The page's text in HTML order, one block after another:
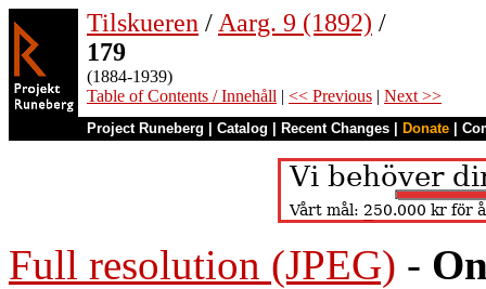
Tilskueren / Aarg. 9 (1892) /
179
(1884-1939)
Table of Contents / Innehåll | << Previous | Next >>
Project Runeberg Catalog Recent Changes Donate
Full resolution (JPEG) -